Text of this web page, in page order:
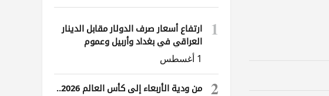
1
ارتفاع أسعار صرف الدولار مقابل الدينار
العراقي في بغداد وأربيل وعموم
المحافظات
1 أغسطس
2
من ودية الأربعاء إلى كأس العالم 2026..